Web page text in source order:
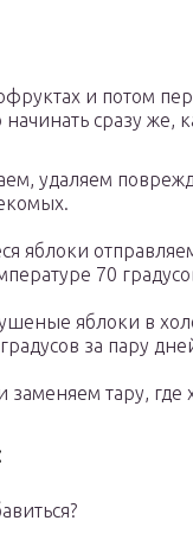
и потом
сразу же,
удаляем
яблоки
70
яблоки в
за пару
заменяем тару,